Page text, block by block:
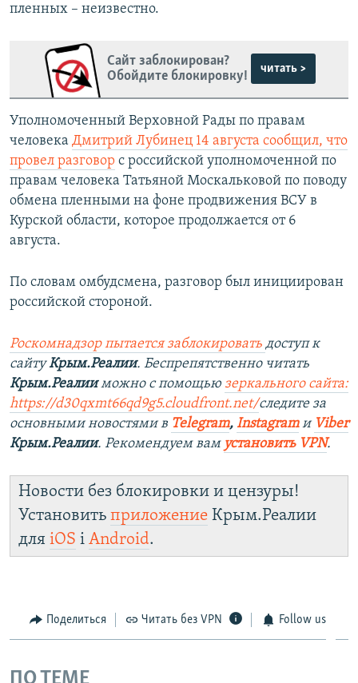
пленных – неизвестно.
Сайт заблокирован?
Обойдите блокировку!
читать >
Уполномоченный Верховной Рады по правам
человека Дмитрий Лубинец 14 августа сообщил, что
провел разговор с российской уполномоченной по
правам человека Татьяной Москальковой по поводу
обмена пленными на фоне продвижения ВСУ в
Курской области, которое продолжается от 6
августа.
По словам омбудсмена, разговор был инициирован
российской стороной.
Роскомнадзор пытается заблокировать доступ к
сайтуКрым.Реалии. Беспрепятственно читать
Крым.Реалииможно с помощью зеркального сайта:
https://d30qxmt66qd9g5.cloudfront.net/следите за
основными новостями в Telegram, Instagramи Viber
Крым.Реалии. Рекомендуем вам установить VPN.
Новости без блокировки и цензуры!
Установить приложение Крым.Реалии
для iOS і Android.
Поделиться Читать без VPN Follow us